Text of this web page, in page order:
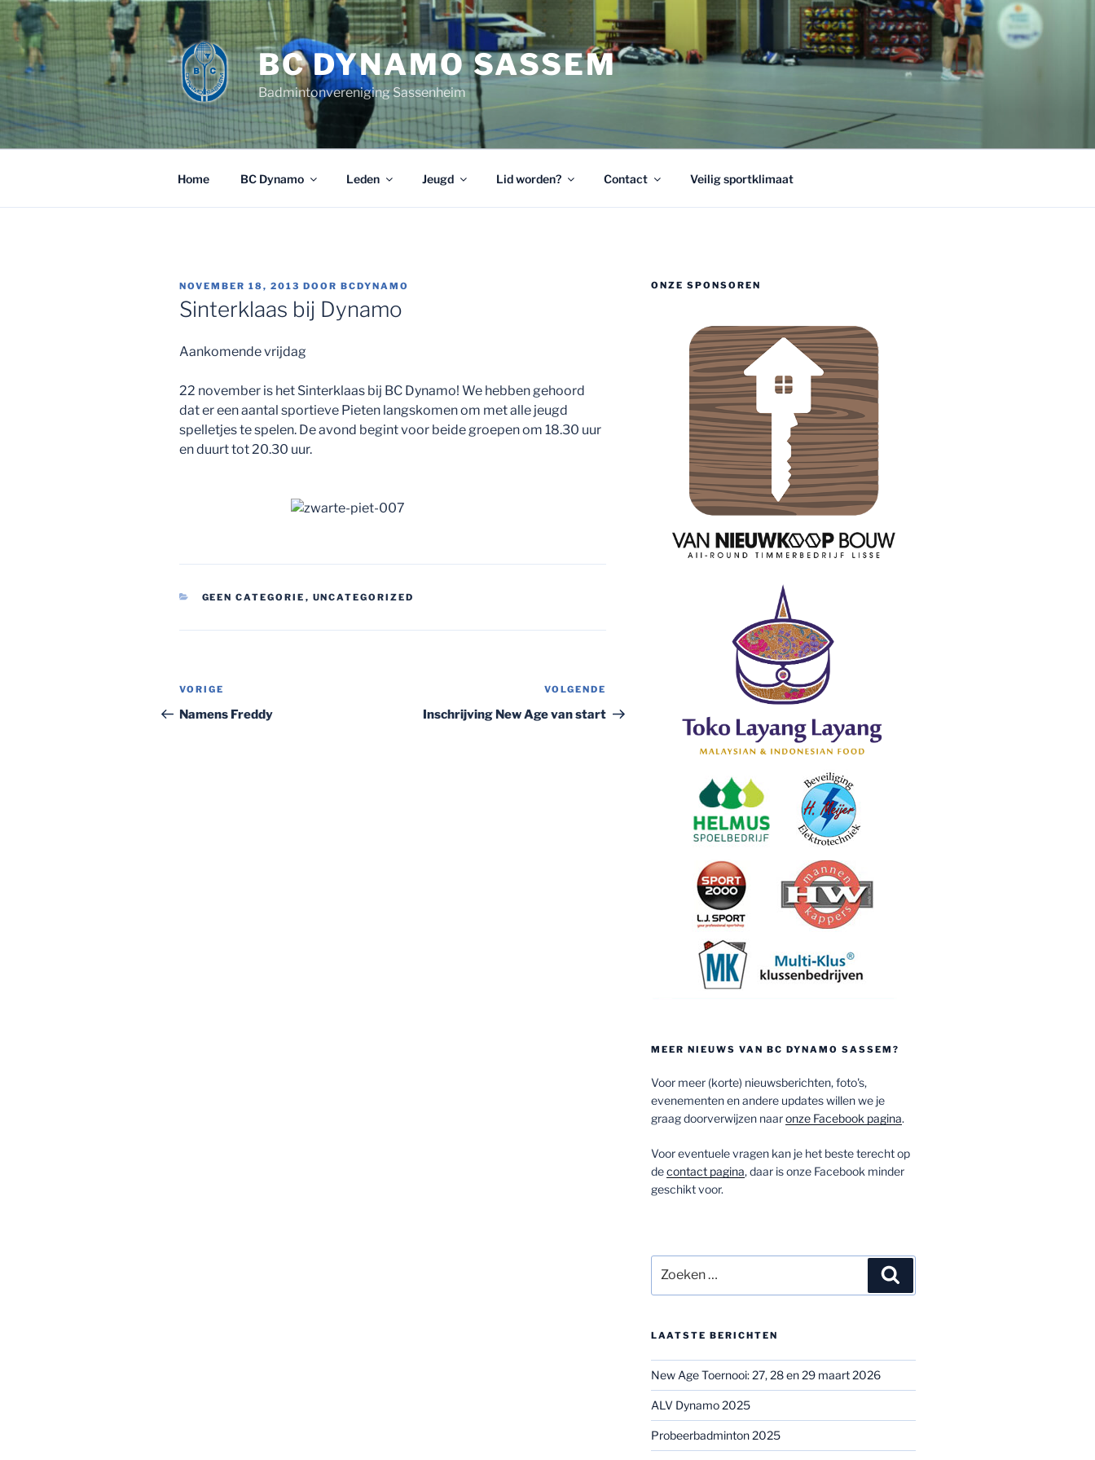
Ga
naar
inhoud
BC DYNAMO SASSEM
Badmintonvereniging Sassenheim
Home BC Dynamo Leden Jeugd Lid worden? Contact Veilig sportklimaat
GEPLAATST
OP
NOVEMBER 18, 2013 DOOR BCDYNAMO
Sinterklaas bij Dynamo
Aankomende vrijdag
22 november is het Sinterklaas bij BC Dynamo! We hebben gehoord
dat er een aantal sportieve Pieten langskomen om met alle jeugd
spelletjes te spelen. De avond begint voor beide groepen om 18.30 uur
en duurt tot 20.30 uur.
CATEGORIEËN
GEEN CATEGORIE , UNCATEGORIZED
Bericht
navigatie
Vorig
bericht
VORIGE
Namens Freddy
bericht
VOLGENDE
Inschrijving New Age van start
ONZE SPONSOREN
MEER NIEUWS VAN BC DYNAMO SASSEM?
Voor meer (korte) nieuwsberichten, foto's,
evenementen en andere updates willen we je
graag doorverwijzen naaronze Facebook pagina.
Voor eventuele vragen kan je het beste terecht op
decontact pagina, daar is onze Facebook minder
geschikt voor.
naar:
LAATSTE BERICHTEN
New Age Toernooi: 27, 28 en 29 maart 2026
ALV Dynamo 2025
Probeerbadminton 2025